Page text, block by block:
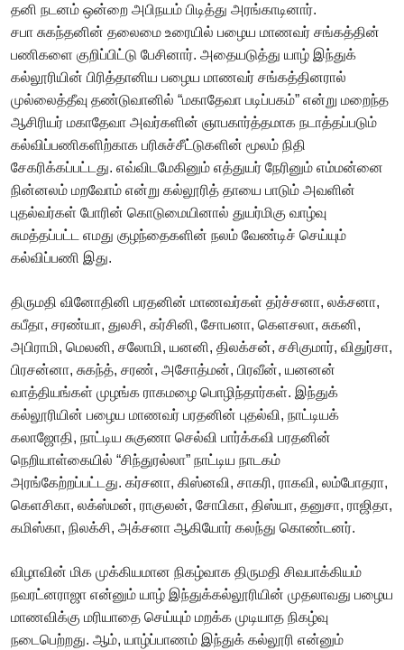
தனி நடனம் ஒன்றை அபிநயம் பிடித்து அரங்காடினார்.
சபா சுகந்தனின் தலைமை உரையில் பழைய மாணவர் சங்கத்தின்
பணிகளை குறிப்பிட்டு பேசினார். அதையடுத்து யாழ் இந்துக்
கல்லூரியின் பிரித்தானிய பழைய மாணவர் சங்கத்தினரால்
முல்லைத்தீவு தண்டுவானில் “மகாதேவா படிப்பகம்” என்று மறைந்த
ஆசிரியர் மகாதேவா அவர்களின் ஞாபகார்த்தமாக நடாத்தப்படும்
கல்விப்பணிகளிற்காக பரிசுச்சீட்டுகளின் மூலம் நிதி
சேகரிக்கப்பட்டது. எவ்விடமேகினும் எத்துயர் நேரினும் எம்மன்னை
நின்னலம் மறவோம் என்று கல்லூரித் தாயை பாடும் அவளின்
புதல்வர்கள் போரின் கொடுமையினால் துயர்மிகு வாழ்வு
சுமத்தப்பட்ட எமது குழந்தைகளின் நலம் வேண்டிச் செய்யும்
கல்விப்பணி இது.
திருமதி வினோதினி பரதனின் மாணவர்கள் தர்ச்சனா, லக்சனா,
கபீதா, சரண்யா, துலசி, கர்சினி, சோபனா, கெளசலா, சுகனி,
அபிராமி, மெலனி, சலோமி, யனனி, திலக்சன், சசிகுமார், விதுர்சா,
பிரசன்னா, சுகந்த், சரண், அசோத்மன், பிரவீன், யனனன்
வாத்தியங்கள் முழங்க ராகமழை பொழிந்தார்கள். இந்துக்
கல்லூரியின் பழைய மாணவர் பரதனின் புதல்வி, நாட்டியக்
கலாஜோதி, நாட்டிய சுகுணா செல்வி பார்க்கவி பரதனின்
நெறியாள்கையில் “சிந்துரல்லா” நாட்டிய நாடகம்
அரங்கேற்றப்பட்டது. கர்சனா, கிஸ்னவி, சாகரி, ராகவி, லம்போதரா,
கெளசிகா, லக்ஸ்மன், ராகுலன், சோபிகா, திஸ்யா, தனுசா, ராஜிதா,
கமிஸ்கா, நிலக்சி, அக்சனா ஆகியோர் கலந்து கொண்டனர்.
விழாவின் மிக முக்கியமான நிகழ்வாக திருமதி சிவபாக்கியம்
நவரட்னராஜா என்னும் யாழ் இந்துக்கல்லூரியின் முதலாவது பழைய
மாணவிக்கு மரியாதை செய்யும் மறக்க முடியாத நிகழ்வு
நடைபெற்றது. ஆம், யாழ்ப்பாணம் இந்துக் கல்லூரி என்னும்